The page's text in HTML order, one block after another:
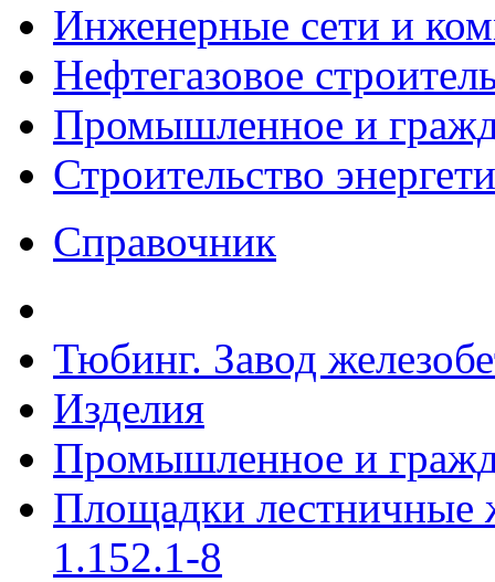
Инженерные сети и
Нефтегазовое
Промышленное и
Строительство
Справочник
Тюбинг. Завод
Изделия
Промышленное и
Площадки лестничные
1.152.1-8